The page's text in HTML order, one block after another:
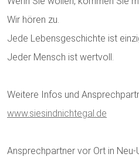
Wir hören zu.
Jede Lebensgeschichte ist
Jeder Mensch ist wertvoll.
Weitere Infos und
www.siesindnichtegal.de
Ansprechpartner vor Ort in Neu-